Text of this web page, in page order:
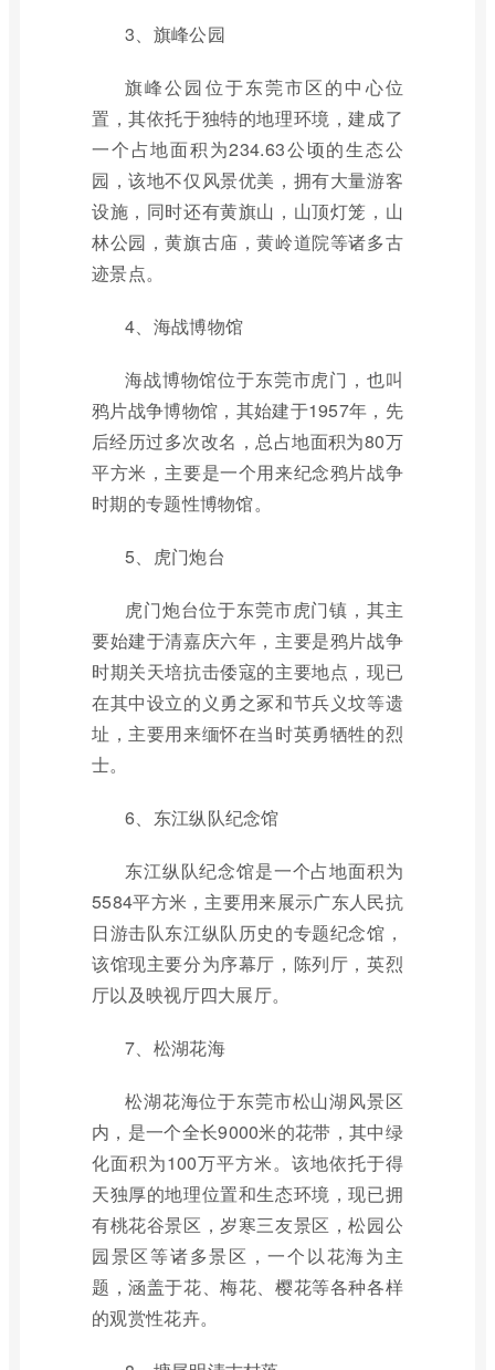
3、旗峰公园
旗峰公园位于东莞市区的中心位
置，其依托于独特的地理环境，建成了
一个占地面积为234.63公顷的生态公
园，该地不仅风景优美，拥有大量游客
设施，同时还有黄旗山，山顶灯笼，山
林公园，黄旗古庙，黄岭道院等诸多古
迹景点。
4、海战博物馆
海战博物馆位于东莞市虎门，也叫
鸦片战争博物馆，其始建于1957年，先
后经历过多次改名，总占地面积为80万
平方米，主要是一个用来纪念鸦片战争
时期的专题性博物馆。
5、虎门炮台
虎门炮台位于东莞市虎门镇，其主
要始建于清嘉庆六年，主要是鸦片战争
时期关天培抗击倭寇的主要地点，现已
在其中设立的义勇之冢和节兵义坟等遗
址，主要用来缅怀在当时英勇牺牲的烈
士。
6、东江纵队纪念馆
东江纵队纪念馆是一个占地面积为
5584平方米，主要用来展示广东人民抗
日游击队东江纵队历史的专题纪念馆，
该馆现主要分为序幕厅，陈列厅，英烈
厅以及映视厅四大展厅。
7、松湖花海
松湖花海位于东莞市松山湖风景区
内，是一个全长9000米的花带，其中绿
化面积为100万平方米。该地依托于得
天独厚的地理位置和生态环境，现已拥
有桃花谷景区，岁寒三友景区，松园公
园景区等诸多景区，一个以花海为主
题，涵盖于花、梅花、樱花等各种各样
的观赏性花卉。